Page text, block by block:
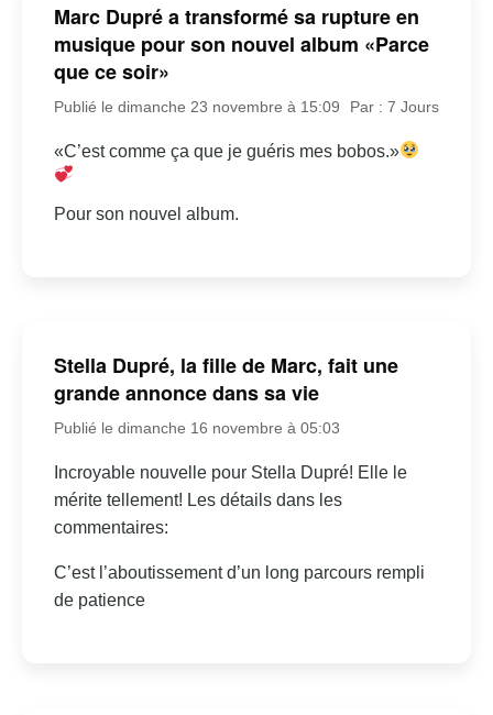
Marc Dupré a transformé sa rupture en
musique pour son nouvel album «Parce
que ce soir»
Publié le dimanche 23 novembre à 15:09 Par : 7 Jours
«C’est comme ça que je guéris mes bobos.»
Pour son nouvel album.
Stella Dupré, la fille de Marc, fait une
grande annonce dans sa vie
Publié le dimanche 16 novembre à 05:03
Incroyable nouvelle pour Stella Dupré! Elle le
mérite tellement! Les détails dans les
commentaires:
C’est l’aboutissement d’un long parcours rempli
de patience